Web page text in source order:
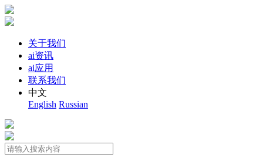
关于我们
ai资讯
ai应用
联系我们
中文
English Russian